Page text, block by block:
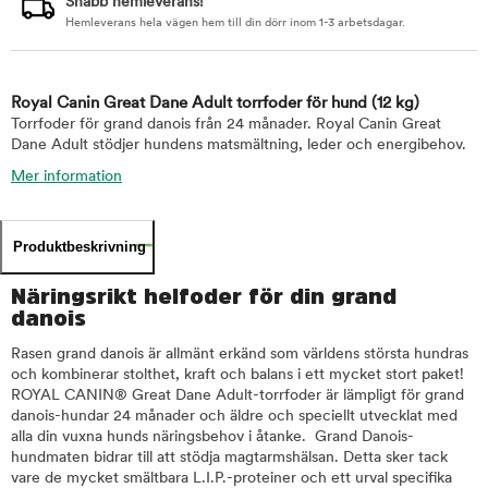
Hemleverans hela vägen hem till din dörr inom 1-3 arbetsdagar.
Royal Canin Great Dane Adult torrfoder för hund (12 kg)
Torrfoder för grand danois från 24 månader. Royal Canin Great
Dane Adult stödjer hundens matsmältning, leder och energibehov.
Mer information
Produktbeskrivning
Näringsrikt helfoder för din grand
danois
Rasen grand danois är allmänt erkänd som världens största hundras
och kombinerar stolthet, kraft och balans i ett mycket stort paket!
ROYAL CANIN® Great Dane Adult-torrfoder är lämpligt för grand
danois-hundar 24 månader och äldre och speciellt utvecklat med
alla din vuxna hunds näringsbehov i åtanke. Grand Danois-
hundmaten bidrar till att stödja magtarmshälsan. Detta sker tack
vare de mycket smältbara L.I.P.-proteiner och ett urval specifika